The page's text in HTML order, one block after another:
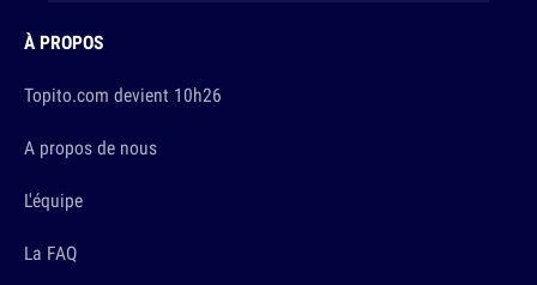
À PROPOS
Topito.com devient 10h26
A propos de nous
L'équipe
La FAQ